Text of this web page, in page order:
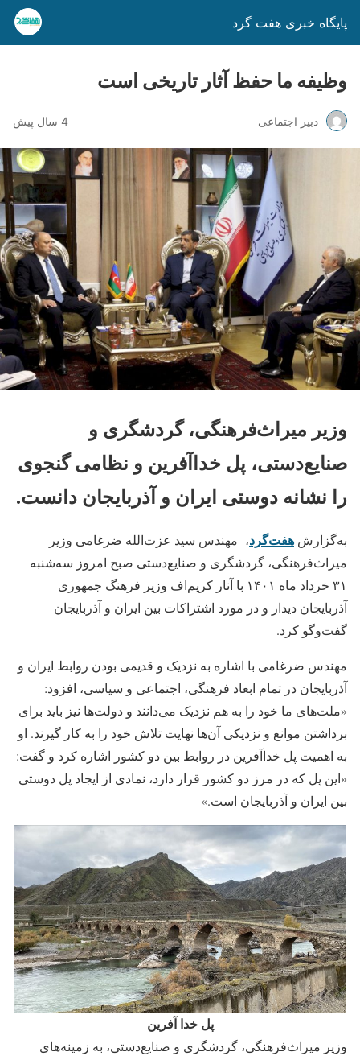
پایگاه خبری هفت گرد
وظیفه ما حفظ آثار تاریخی است
دبیر اجتماعی 4 سال پیش
وزیر میراث‌فرهنگی، گردشگری و
صنایع‌دستی، پل خداآفرین و نظامی گنجوی
را نشانه‌ دوستی ایران و آذربایجان دانست.
به‌گزارش هفت‌گرد، مهندس سید عزت‌الله ضرغامی وزیر
میراث‌فرهنگی، گردشگری و صنایع‌دستی صبح امروز سه‌شنبه
۳۱ خرداد ماه ۱۴۰۱ با آنار کریم‌اف وزیر فرهنگ جمهوری
آذربایجان دیدار و در مورد اشتراکات بین ایران و آذربایجان
گفت‌وگو کرد.
مهندس ضرغامی با اشاره به نزدیک و قدیمی بودن روابط ایران و
آذربایجان در تمام ابعاد فرهنگی، اجتماعی و سیاسی، افزود:
«ملت‌های ما خود را به هم نزدیک می‌دانند و دولت‌ها نیز باید برای
برداشتن موانع و ‌نزدیکی آن‌ها نهایت تلاش خود را به کار گیرند. او
به اهمیت پل خداآفرین در روابط بین دو‌ کشور اشاره کرد و گفت:
«این پل که در مرز دو کشور قرار دارد، نمادی از ایجاد پل دوستی
بین ایران و آذربایجان ‌است.»
پل خدا آفرین
وزیر میراث‌فرهنگی، گردشگری و صنایع‌دستی، به زمینه‌های